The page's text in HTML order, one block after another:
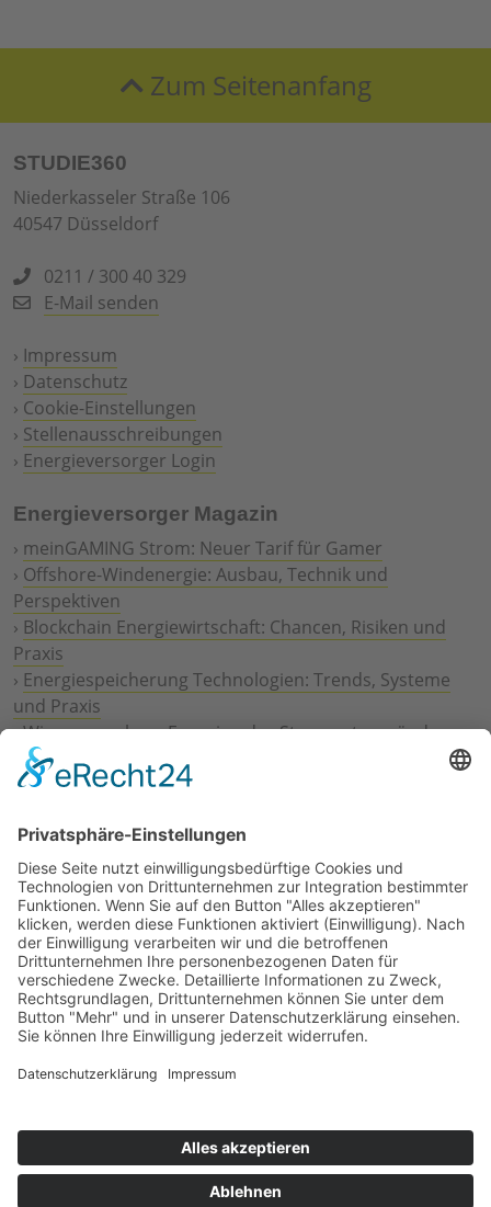
Zum Seitenanfang
STUDIE360
Niederkasseler Straße 106
40547 Düsseldorf
0211 / 300 40 329
E-Mail senden
› Impressum
› Datenschutz
› Cookie-Einstellungen
› Stellenausschreibungen
› Energieversorger Login
Energieversorger Magazin
› meinGAMING Strom: Neuer Tarif für Gamer
› Offshore-Windenergie: Ausbau, Technik und
Perspektiven
› Blockchain Energiewirtschaft: Chancen, Risiken und
Praxis
› Energiespeicherung Technologien: Trends, Systeme
und Praxis
›Wie erneuerbare Energien das Stromnetz verändern
Digitalisierung Energiewirtschaft: Effizienz, Netze und
Prozesse
Geschäftsmodelle
›Vorstandswechsel Westenergie: Böddeling übernimmt
befristet
›Wasserstoff-Hochlauf: Dialog, Infrastruktur und
konkrete Schritte
›Solaranlage Regenbogenfarben: FC St. Pauli und
LichtBlick installieren erste weltweite Anlage
Jetzt an der STUDIE360 teilnehmen
Wir möchten Transparenz mit einheitlichen Kriterien
kostenlose Teilnahme wichtig. Die Ergebnisse werden
umgehend nach Teilnahme und Auswertung auf
unserer Webseite zur Verfügung gestellt.